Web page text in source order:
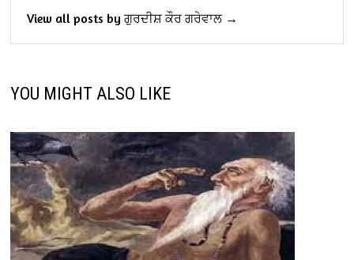
View all posts by ਗੁਰਦੀਸ਼ ਕੌਰ ਗਰੇਵਾਲ →
YOU MIGHT ALSO LIKE